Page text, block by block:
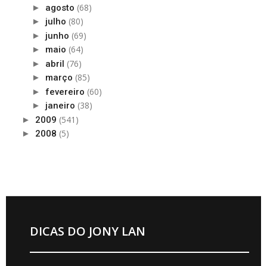
► agosto (68)
► julho (80)
► junho (69)
► maio (64)
► abril (76)
► março (85)
► fevereiro (60)
► janeiro (38)
► 2009 (541)
► 2008 (5)
DICAS DO JONY LAN